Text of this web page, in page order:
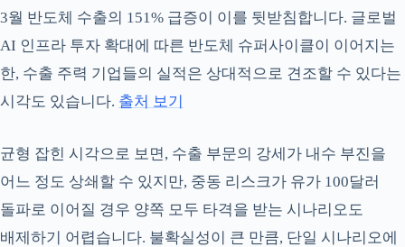
3월 반도체 수출의 151% 급증이 이를 뒷받침합니다. 글로벌
AI 인프라 투자 확대에 따른 반도체 슈퍼사이클이 이어지는
한, 수출 주력 기업들의 실적은 상대적으로 견조할 수 있다는
시각도 있습니다. 출처 보기
균형 잡힌 시각으로 보면, 수출 부문의 강세가 내수 부진을
어느 정도 상쇄할 수 있지만, 중동 리스크가 유가 100달러
돌파로 이어질 경우 양쪽 모두 타격을 받는 시나리오도
배제하기 어렵습니다. 불확실성이 큰 만큼, 단일 시나리오에